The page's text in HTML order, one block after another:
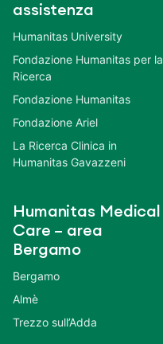
assistenza
Humanitas University
Fondazione Humanitas per la
Ricerca
Fondazione Humanitas
Fondazione Ariel
La Ricerca Clinica in
Humanitas Gavazzeni
Humanitas Medical
Care – area
Bergamo
Bergamo
Almè
Trezzo sull’Adda